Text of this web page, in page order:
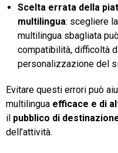
Scelta errata della
multilingua: scegliere
multilingua sbagliata
compatibilità, difficoltà
personalizzazione del
Evitare questi errori può
multilingua efficace e di
il pubblico di
dell’attività.